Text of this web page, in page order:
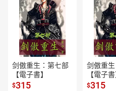
剑傲重生：第七部
【電子書】
$315
剑傲重
【電子書
$315